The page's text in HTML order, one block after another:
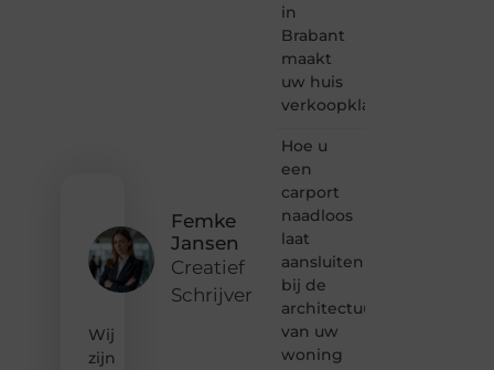
Femke
Jansen
Creatief
Schrijver
Wij
zijn
in
Brabant
maakt
uw huis
verkoopklaar
Hoe u
een
carport
naadloos
laat
aansluiten
bij de
architectuur
van uw
woning